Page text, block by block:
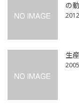
の
生